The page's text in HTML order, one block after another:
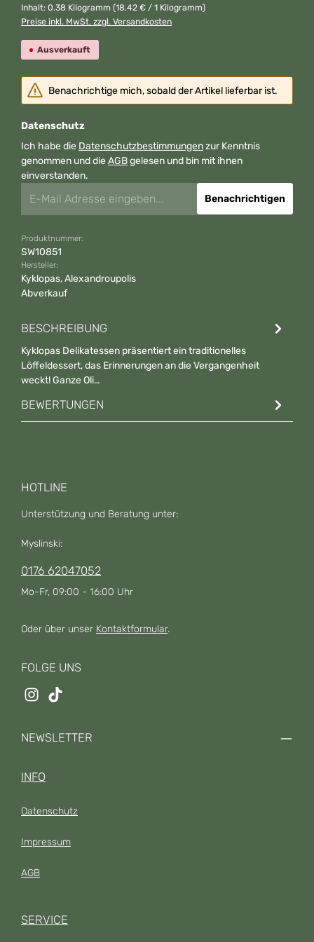
Inhalt: 0.38 Kilogramm (18,42 € / 1 Kilogramm)
Preise inkl. MwSt. zzgl. Versandkosten
Ausverkauft
Benachrichtige mich, sobald der Artikel lieferbar ist.
Datenschutz
Ich habe die Datenschutzbestimmungenzur Kenntnis
genommen und dieAGBgelesen und bin mit ihnen
einverstanden.
Benachrichtigen
Produktnummer:
SW10851
Hersteller:
Kyklopas, Alexandroupolis
Abverkauf
BESCHREIBUNG
Kyklopas Delikatessen präsentiert ein traditionelles
Löffeldessert, das Erinnerungen an die Vergangenheit
weckt! Ganze Oli…
BEWERTUNGEN
HOTLINE
Unterstützung und Beratung unter:
Myslinski:
0176 62047052
Mo-Fr, 09:00 - 16:00 Uhr
Oder über unser Kontaktformular.
FOLGE UNS
NEWSLETTER
INFO
Datenschutz
Impressum
AGB
SERVICE